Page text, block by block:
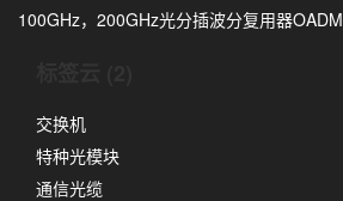
100GHz，200GHz光分插波分复用器OADM
交换机
特种光模块
通信光缆